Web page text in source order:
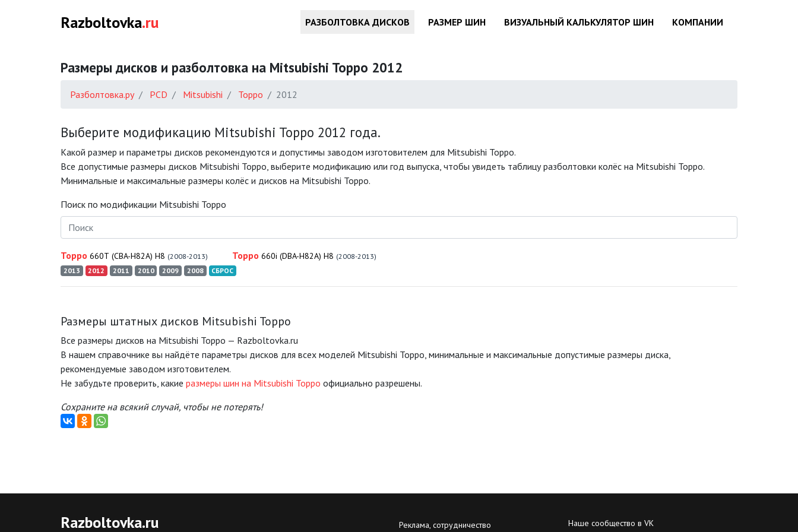
Razboltovka.ru РАЗБОЛТОВКА ДИСКОВ РАЗМЕР ШИН ВИЗУАЛЬНЫЙ КАЛЬКУЛЯТОР ШИН КОМПАНИИ
Размеры дисков и разболтовка на Mitsubishi Toppo 2012
Разболтовка.ру PCD Mitsubishi Toppo 2012
Выберите модификацию Mitsubishi Toppo 2012 года.
Какой размер и параметры дисков рекомендуются и допустимы заводом изготовителем для Mitsubishi Toppo.
Все допустимые размеры дисков Mitsubishi Toppo, выберите модификацию или год выпуска, чтобы увидеть таблицу разболтовки колёс на Mitsubishi Toppo.
Минимальные и максимальные размеры колёс и дисков на Mitsubishi Toppo.
Поиск по модификации Mitsubishi Toppo
Toppo 660T (CBA-H82A) H8 (2008-2013) Toppo 660i (DBA-H82A) H8 (2008-2013)
2013
2012 2011 2010 2009 2008 СБРОС
Размеры штатных дисков Mitsubishi Toppo
Все размеры дисков на Mitsubishi Toppo — Razboltovka.ru
В нашем справочнике вы найдёте параметры дисков для всех моделей Mitsubishi Toppo, минимальные и максимальные допустимые размеры диска,
рекомендуемые заводом изготовителем.
Не забудьте проверить, какие размеры шин на Mitsubishi Toppo официально разрешены.
Сохраните на всякий случай, чтобы не потерять!
Razboltovka.ru Реклама, сотрудничество Наше сообщество в VK